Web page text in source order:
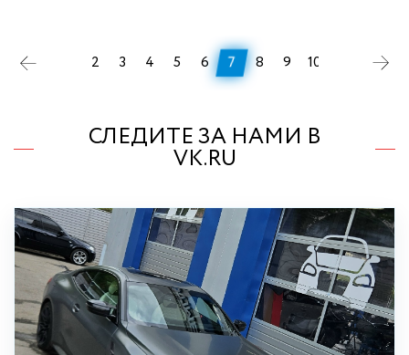
2 3 4 5 6 7 8 9 10
СЛЕДИТЕ ЗА НАМИ В
VK.RU